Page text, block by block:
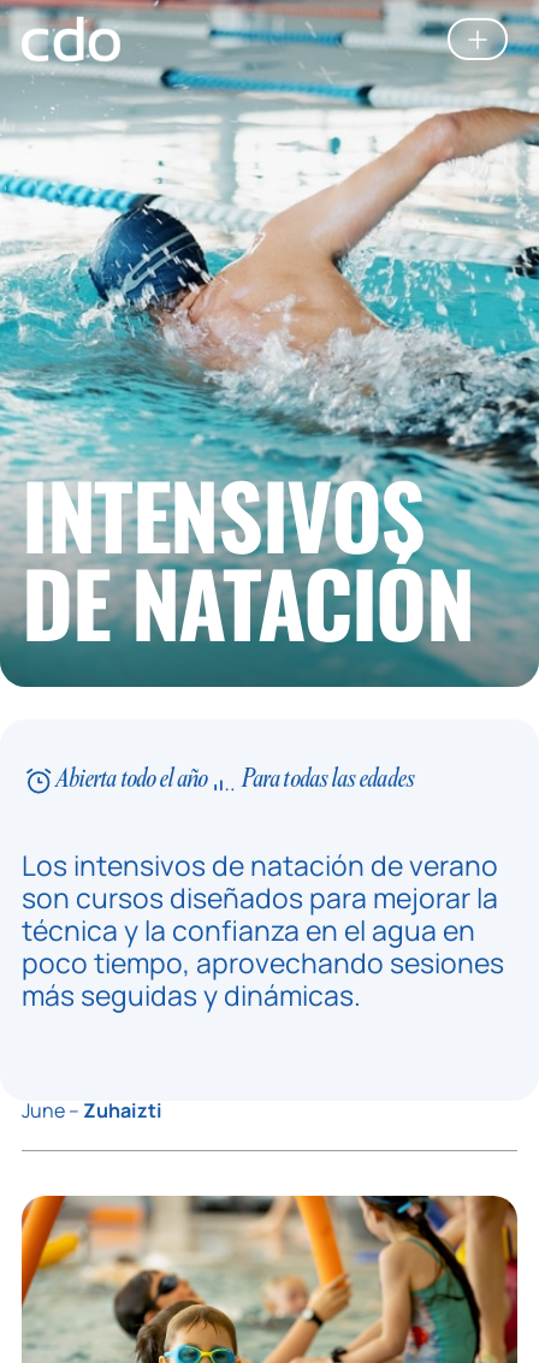
INTENSIVOS
DE NATACIÓN
Abierta todo el año Para todas las edades
Los intensivos de natación de verano
son cursos diseñados para mejorar la
técnica y la confianza en el agua en
poco tiempo, aprovechando sesiones
más seguidas y dinámicas.
June – Zuhaizti